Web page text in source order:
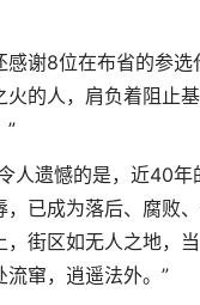
感谢8位在布省的参选
火的人，肩负着阻止
”
人遗憾的是，近40年
，已成为落后、腐败
，街区如无人之地，
流窜，逍遥法外。”